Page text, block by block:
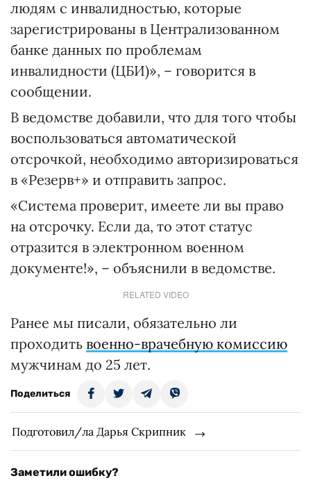
людям с инвалидностью, которые
зарегистрированы в Централизованном
банке данных по проблемам
инвалидности (ЦБИ)», – говорится в
сообщении.
В ведомстве добавили, что для того чтобы
воспользоваться автоматической
отсрочкой, необходимо авторизироваться
в «Резерв+» и отправить запрос.
«Система проверит, имеете ли вы право
на отсрочку. Если да, то этот статус
отразится в электронном военном
документе!», – объяснили в ведомстве.
RELATED VIDEO
Ранее мы писали, обязательно ли
проходить военно-врачебную комиссию
мужчинам до 25 лет.
Поделиться
Подготовил/ла Дарья Скрипник
Заметили ошибку?